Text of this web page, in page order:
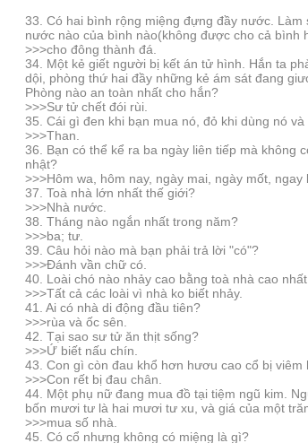
33. Có hai bình rộng miệng đựng đầy nước.
nước nào của bình nào(không được cho cả bình
>>>cho đông thành đá.
34. Một kẻ giết người bị kết án tử hình. Hắn ta
dội, phòng thứ hai đầy những kẻ ám sát đang
Phòng nào an toàn nhất cho hắn?
>>>Sư tử chết đói rùi.
35. Cái gì đen khi bạn mua nó, đỏ khi dùng nó
>>>Than.
36. Bạn có thể kể ra ba ngày liên tiếp mà không
nhật?
>>>Hôm wa, hôm nay, ngày mai, ngày mốt, ngay
37. Toà nhà lớn nhất thế giới?
>>>Nhà nước.
38. Tháng nào ngắn nhất trong năm?
>>>ba; tư.
39. Câu hỏi nào mà bạn phải trả lời "có"?
>>>Đánh vần chữ có.
40. Loài chó nào nhảy cao bằng toà nhà cao
>>>Tất cả các loài vì nhà ko biết nhảy.
41. Ai có nhà di động đầu tiên?
>>>rùa và ốc sên.
42. Tại sao sư tử ăn thịt sống?
>>>Ứ biết nấu chín.
43. Con gì còn đau khổ hơn hươu cao cổ bị viêm
>>>Con rết bị đau chân.
44. Một phụ nữ đang mua đồ tại tiệm ngũ kim.
bốn mươi tư là hai mươi tư xu, và giá của một
>>>mua số nhà.
45. Có cổ nhưng không có miệng là gì?